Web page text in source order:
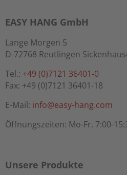
i
e
:
EASY HANG GmbH
Lange Morgen 5
D-72768 Reutlingen
Tel.: +49 (0)7121 36401-0
Fax: +49 (0)7121 36401-18
E-Mail: info@easy-hang.com
Öffnungszeiten: Mo-Fr. 7:00-
Unsere Produkte